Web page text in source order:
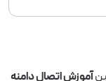
آموزش اتصال دامنه